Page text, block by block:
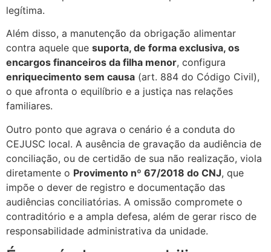
legítima.
Além disso, a manutenção da obrigação alimentar
contra aquele que suporta, de forma exclusiva, os
encargos financeiros da filha menor, configura
enriquecimento sem causa (art. 884 do Código Civil),
o que afronta o equilíbrio e a justiça nas relações
familiares.
Outro ponto que agrava o cenário é a conduta do
CEJUSC local. A ausência de gravação da audiência de
conciliação, ou de certidão de sua não realização, viola
diretamente o Provimento nº 67/2018 do CNJ, que
impõe o dever de registro e documentação das
audiências conciliatórias. A omissão compromete o
contraditório e a ampla defesa, além de gerar risco de
responsabilidade administrativa da unidade.